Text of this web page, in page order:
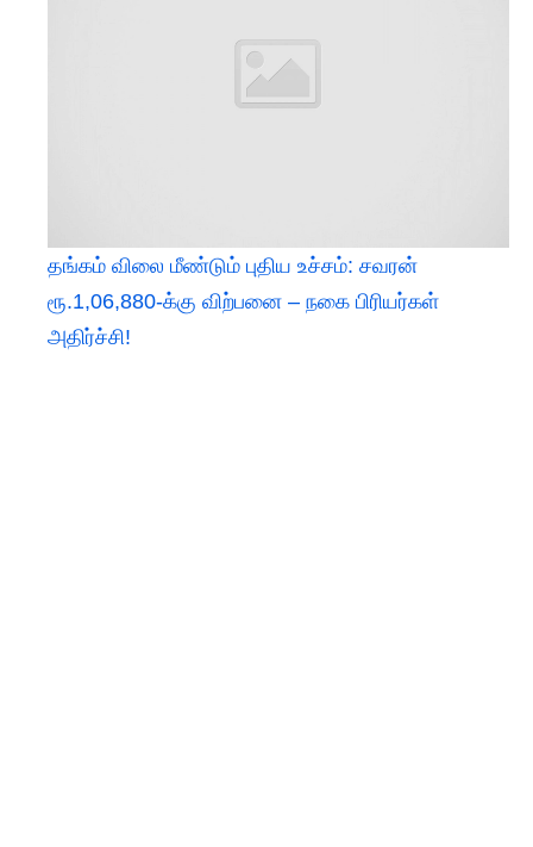
தங்கம் விலை மீண்டும் புதிய உச்சம்: சவரன்
ரூ.1,06,880-க்கு விற்பனை – நகை பிரியர்கள்
அதிர்ச்சி!